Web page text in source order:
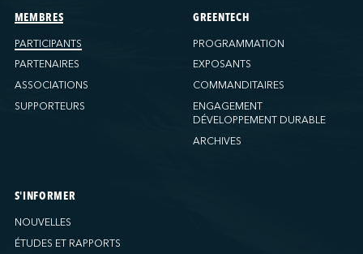
Ports America (WBCT)
Ports America (Wilmington)
PSA Halifax
PSA Halifax (Fairview Cove)
QSL America
Société Terminaux Montréal Gateway
Sollio Agriculture (Hamilton)
Sollio Agriculture (Montréal)
MEMBRES
PARTICIPANTS
PARTENAIRES
ASSOCIATIONS
SUPPORTEURS
GREENTECH
PROGRAMMATION
EXPOSANTS
COMMANDITAIRES
ENGAGEMENT
DÉVELOPPEMENT DURABLE
ARCHIVES
S'INFORMER
NOUVELLES
ÉTUDES ET RAPPORTS